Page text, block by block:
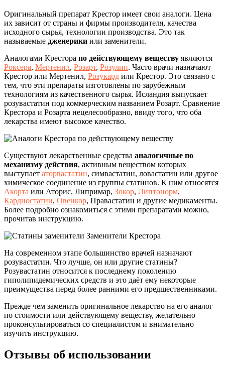
Оригинальный препарат Крестор имеет свои аналоги. Цена
их зависит от страны и фирмы производителя, качества
исходного сырья, технологии производства. Это так
называемые дженерики или заменители.
Аналогами Крестора по действующему веществу являются
Роксера, Мертенил, Розарт, Розулип. Часто врачи назначают
Крестор или Мертенил, Розукард или Крестор. Это связано с
тем, что эти препараты изготовлены по зарубежным
технологиям из качественного сырья. Исландия выпускает
розувастатин под коммерческим названием Розарт. Сравнение
Крестора и Розарта нецелесообразно, ввиду того, что оба
лекарства имеют высокое качество.
Существуют лекарственные средства аналогичные по
механизму действия, активным веществом которых
выступает аторвастатин, симвастатин, ловастатин или другое
химическое соединение из группы статинов. К ним относятся
Акорта или Аторис, Липримар, Зокор, Липтонорм,
Кардиостатин, Овенкор, Правастатин и другие медикаменты.
Более подробно ознакомиться с этими препаратами можно,
прочитав инструкцию.
На современном этапе большинство врачей назначают
розувастатин. Что лучше, он или другие статины?
Розувастатин относится к последнему поколению
гиполипидемических средств и это даёт ему некоторые
преимущества перед более ранними его предшественниками.
Прежде чем заменить оригинальное лекарство на его аналог
по стоимости или действующему веществу, желательно
проконсультироваться со специалистом и внимательно
изучить инструкцию.
Отзывы об использовании